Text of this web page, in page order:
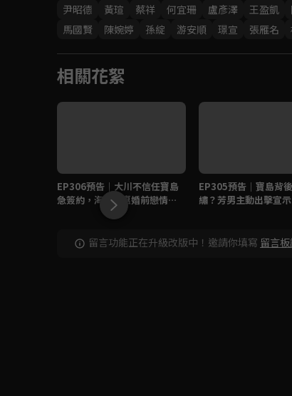
尹昭德 黃瑄 蔡祥 何宜珊 盧彥澤 王盈凱
馬國賢
陳婉婷 孫綻 游安順 璟宣 張雁名
相關花絮
EP306預告｜大川不信任寶島
急簽約，海珍德惠婚前戀情曝
EP305預告｜寶島背
繡？芳男主動出擊宣
留言功能正在升級改版中！邀請你填寫 留言